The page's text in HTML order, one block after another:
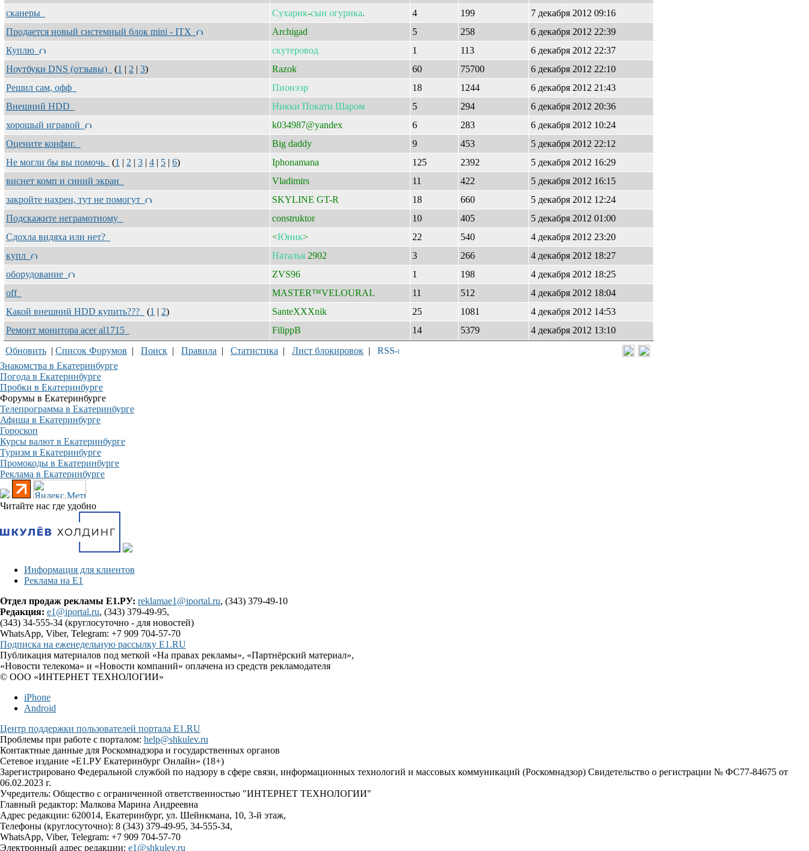
сканеры
Сухарик-сын огурика. 4 199
7 декабря 2012 09:16
Продается новый системный блок mini - ITX
Archigad 5 258
6 декабря 2012 22:39
Куплю
скутеровод 1 113
6 декабря 2012 22:37
Ноутбуки DNS (отзывы)
(1 | 2 | 3) Razok 60 75700
6 декабря 2012 22:10
Решил сам, офф
Пионээр 18 1244
6 декабря 2012 21:43
Внешний HDD
Никки Покати Шаром 5 294
6 декабря 2012 20:36
хорошый игравой
k034987@yandex 6 283
6 декабря 2012 10:24
Оцените конфиг.
Big daddy 9 453
5 декабря 2012 22:12
Не могли бы вы помочь
(1 | 2 | 3 | 4 | 5 | 6) Iphonamana 125 2392
5 декабря 2012 16:29
виснет комп и синий экран
Vladimirs 11 422
5 декабря 2012 16:15
закройте нахрен, тут не помогут
SKYLINE GT-R 18 660
5 декабря 2012 12:24
Подскажите неграмотному
construktor 10 405
5 декабря 2012 01:00
Сдохла видяха или нет?
<Юник> 22 540
4 декабря 2012 23:20
купл
Наталья 2902 3 266
4 декабря 2012 18:27
оборудование
ZVS96 1 198
4 декабря 2012 18:25
off
MASTER™VELOURAL 11 512
4 декабря 2012 18:04
Какой внешний HDD купить???
(1 | 2) SanteXXXnik 25 1081
4 декабря 2012 14:53
Ремонт монитора acer al1715
FilippB 14 5379
4 декабря 2012 13:10
Обновить | Список Форумов | Поиск | Правила | Статистика | Лист блокировок |
Знакомства в Екатеринбурге
Погода в Екатеринбурге
Пробки в Екатеринбурге
Форумы в Екатеринбурге
Телепрограмма в Екатеринбурге
Афиша в Екатеринбурге
Гороскоп
Курсы валют в Екатеринбурге
Туризм в Екатеринбурге
Промокоды в Екатеринбурге
Реклама в Екатеринбурге
Читайте нас где удобно
Информация для клиентов
Реклама на Е1
Отдел продаж рекламы Е1.РУ: reklamae1@iportal.ru, (343) 379-49-10
Редакция: e1@iportal.ru, (343) 379-49-95,
(343) 34-555-34 (круглосуточно - для новостей)
WhatsApp, Viber, Telegram: +7 909 704-57-70
Подписка на еженедельную рассылку E1.RU
Публикация материалов под меткой «На правах рекламы», «Партнёрский материал»,
«Новости телекома» и «Новости компаний» оплачена из средств рекламодателя
© ООО «ИНТЕРНЕТ ТЕХНОЛОГИИ»
iPhone
Android
Центр поддержки пользователей портала E1.RU
Проблемы при работе с порталом: help@shkulev.ru
Контактные данные для Роскомнадзора и государственных органов
Сетевое издание «Е1.РУ Екатеринбург Онлайн» (18+)
Зарегистрировано Федеральной службой по надзору в сфере связи, информационных технологий и массовых коммуникаций (Роскомнадзор) Свидетельство о регистрации № ФС77-84675 от
06.02.2023 г.
Учредитель: Общество с ограниченной ответственностью "ИНТЕРНЕТ ТЕХНОЛОГИИ"
Главный редактор: Малкова Марина Андреевна
Адрес редакции: 620014, Екатеринбург, ул. Шейнкмана, 10, 3-й этаж,
Телефоны (круглосуточно): 8 (343) 379-49-95, 34-555-34,
WhatsApp, Viber, Telegram: +7 909 704-57-70
Электронный адрес редакции: e1@shkulev.ru